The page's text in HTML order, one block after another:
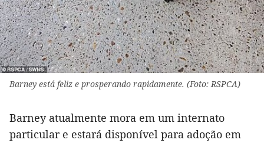
Barney está feliz e prosperando rapidamente. (Foto: RSPCA)
Barney atualmente mora em um internato
particular e estará disponível para adoção em